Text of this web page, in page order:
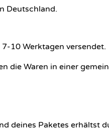
Deutschland.
10 Werktagen versendet.
Waren in einer
deines Paketes erhältst